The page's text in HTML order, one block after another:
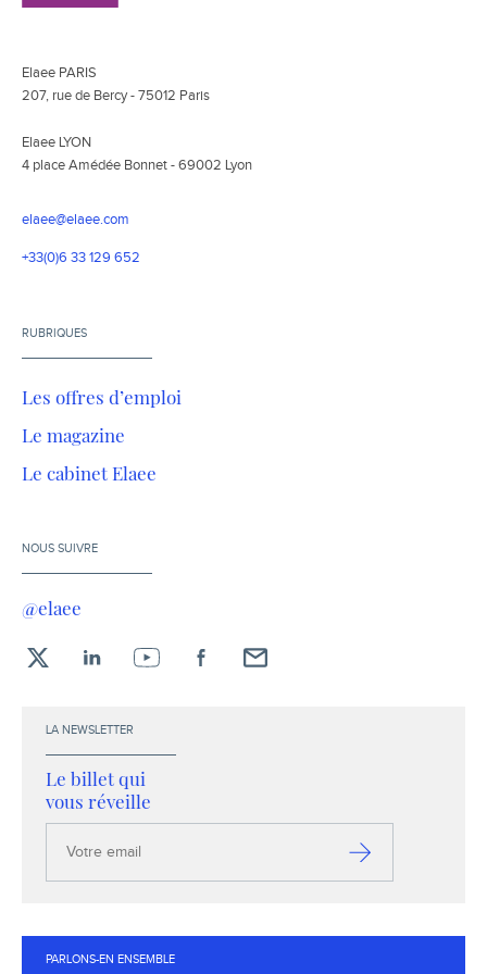
Elaee PARIS
207, rue de Bercy - 75012 Paris
Elaee LYON
4 place Amédée Bonnet - 69002 Lyon
elaee@elaee.com
+33(0)6 33 129 652
RUBRIQUES
Les offres d’emploi
Le magazine
Le cabinet Elaee
NOUS SUIVRE
@elaee
LA NEWSLETTER
Le billet qui
vous réveille
email
S’inscrire
PARLONS-EN ENSEMBLE